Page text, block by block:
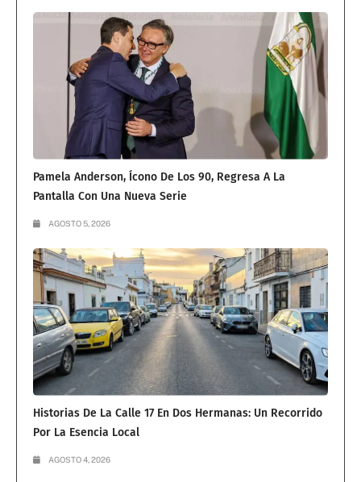
Pamela Anderson, Ícono De Los 90, Regresa A La
Pantalla Con Una Nueva Serie
AGOSTO 5, 2026
Historias De La Calle 17 En Dos Hermanas: Un Recorrido
Por La Esencia Local
AGOSTO 4, 2026